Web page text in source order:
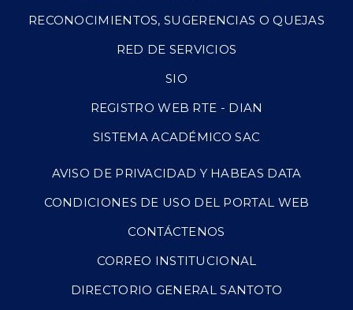
RECONOCIMIENTOS, SUGERENCIAS O QUEJAS
RED DE SERVICIOS
SIO
REGISTRO WEB RTE - DIAN
SISTEMA ACADÉMICO SAC
AVISO DE PRIVACIDAD Y HABEAS DATA
CONDICIONES DE USO DEL PORTAL WEB
CONTÁCTENOS
CORREO INSTITUCIONAL
DIRECTORIO GENERAL SANTOTO